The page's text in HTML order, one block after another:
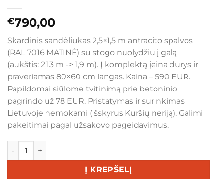
€790,00
Skardinis sandėliukas 2,5×1,5 m antracito spalvos
(RAL 7016 MATINĖ) su stogo nuolydžiu į galą
(aukštis: 2,13 m -> 1,9 m). Į komplektą įeina durys ir
praveriamas 80×60 cm langas. Kaina – 590 EUR.
Papildomai siūlome tvitinimą prie betoninio
pagrindo už 78 EUR. Pristatymas ir surinkimas
Lietuvoje nemokami (išskyrus Kuršių neriją). Galimi
pakeitimai pagal užsakovo pageidavimus.
produkto kiekis: Skardinis sandėliukas 2,5x1,5m antracito
Į KREPŠELĮ